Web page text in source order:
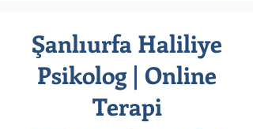
Şanlıurfa Haliliye
Psikolog | Online
Terapi